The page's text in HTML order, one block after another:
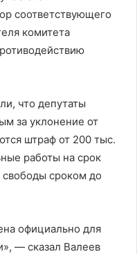
соответствующего
комитета
что депутаты
за уклонение от
штраф от 200 тыс.
работы на срок
сроком до
официально для
— сказал Валеев